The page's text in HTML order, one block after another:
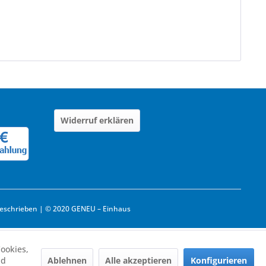
Widerruf erklären
| © 2020 GENEU – Einhaus
Ablehnen Alle akzeptieren Konfigurieren